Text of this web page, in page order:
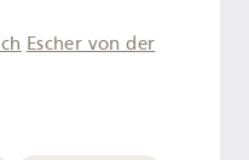
Escher von der